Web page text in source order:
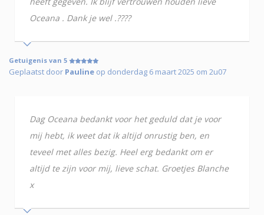
Oceana . Dank je wel .????
Getuigenis van 5
Geplaatst door Pauline op donderdag 6 maart 2025 om 2u07
Dag Oceana bedankt voor het geduld dat je voor
mij hebt, ik weet dat ik altijd onrustig ben, en
teveel met alles bezig. Heel erg bedankt om er
altijd te zijn voor mij, lieve schat. Groetjes Blanche
x